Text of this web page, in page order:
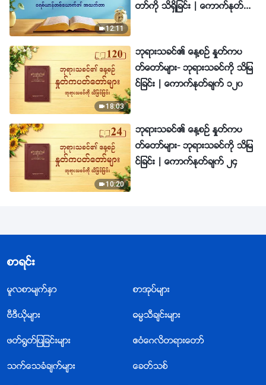
12:11
တာ္ကို သိရွိျခင္း | ေကာက္ႏုတ္ခ်
18:03
ဘုရားသခင္၏ ေန႔စဥ္ ႏႈတ္ကပ
တ္ေတာ္မ်ား- ဘုရားသခင္ကို သိျမ
င္ျခင္း | ေကာက္ႏုတ္ခ်က္ ၁၂၀
10:20
ဘုရားသခင္၏ ေန႔စဥ္ ႏႈတ္ကပ
တ္ေတာ္မ်ား- ဘုရားသခင္ကို သိျမ
င္ျခင္း | ေကာက္ႏုတ္ခ်က္ ၂၄
စာရင္း
မူလစာမ်က္ႏွာ စာအုပ္မ်ား
ဗီဒီယိုမ်ား ဓမၼသီခ်င္းမ်ား
ဖတ္႐ြတ္ျပျခင္းမ်ား ဧဝံေဂလိတရားေတာ္
သက္ေသခံခ်က္မ်ား ေခတ္သစ္